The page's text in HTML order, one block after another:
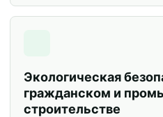
Экологическая
гражданском и
строительстве